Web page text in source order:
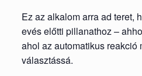
Ez az alkalom arra ad teret,
evés előtti pillanathoz –
ahol az automatikus reakció
választássá.